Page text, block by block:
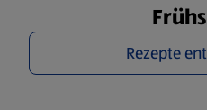
Rezepte